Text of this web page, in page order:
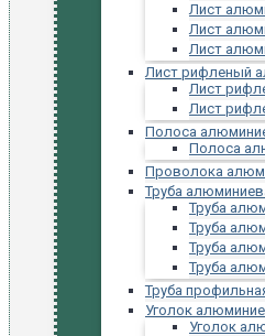
Лист
Лист
Лист
Лист рифленый
Лист
Лист
Полоса
Полоса
Проволока
Труба
Труба
Труба
Труба
Труба
Труба
Уголок
Уголок